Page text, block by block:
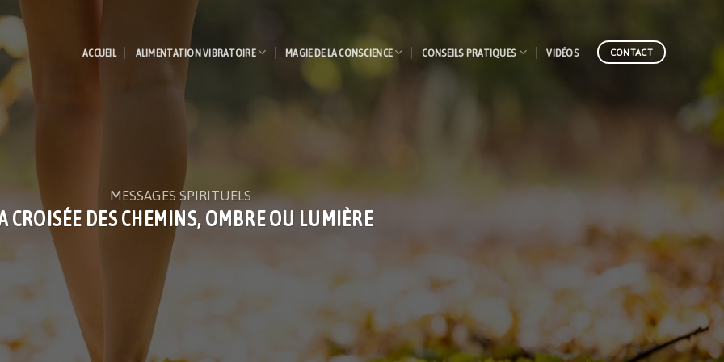
ACCUEIL ALIMENTATION VIBRATOIRE MAGIE DE LA CONSCIENCE CONSEILS PRATIQUES VIDÉOS CONTACT
MESSAGES SPIRITUELS
CROISÉE DES CHEMINS, OMBRE OU LUMIÈRE